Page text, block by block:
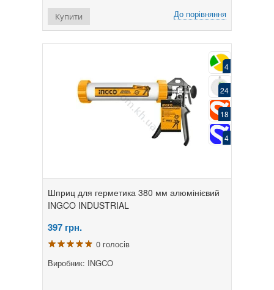
До порівняння
Купити
4
24
18
4
Шприц для герметика 380 мм алюмінієвий
INGCO INDUSTRIAL
397 грн.
0 голосів
Виробник: INGCO